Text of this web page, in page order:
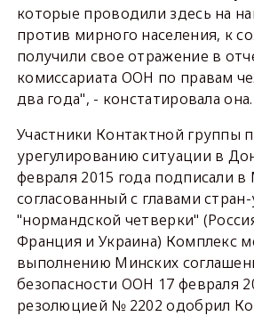
которые проводили здесь на
против мирного населения, к
получили свое отражение в
комиссариата ООН по правам
два года", - констатировала она.
Участники Контактной группы
урегулированию ситуации в
февраля 2015 года подписали в
согласованный с главами
"нормандской четверки"
Франция и Украина) Комплекс
выполнению Минских
безопасности ООН 17 февраля
резолюцией № 2202 одобрил